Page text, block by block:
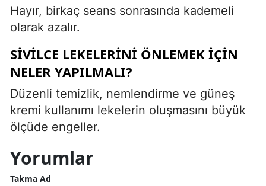
Hayır, birkaç seans sonrasında kademeli
olarak azalır.
SIVILCE LEKELERINI ÖNLEMEK IÇIN
NELER YAPILMALI?
Düzenli temizlik, nemlendirme ve güneş
kremi kullanımı lekelerin oluşmasını büyük
ölçüde engeller.
Yorumlar
Takma Ad